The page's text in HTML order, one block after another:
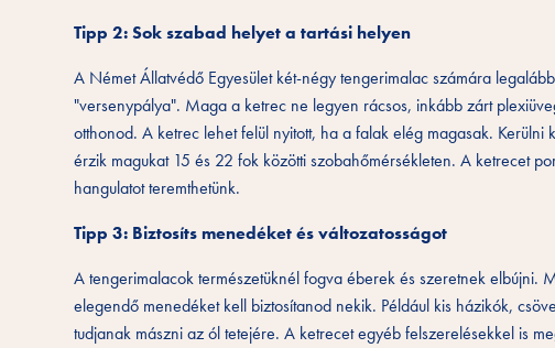
Tipp 2: Sok szabad helyet a tartási helyen
A Német Állatvédő Egyesület két-négy tengerimalac számára
"versenypálya". Maga a ketrec ne legyen rácsos, inkább zárt
otthonod. A ketrec lehet felül nyitott, ha a falak elég magasak.
érzik magukat 15 és 22 fok közötti szobahőmérsékleten. A ketrecet
hangulatot teremthetünk.
Tipp 3: Biztosíts menedéket és változatosságot
A tengerimalacok természetüknél fogva éberek és szeretnek elbújni.
elegendő menedéket kell biztosítanod nekik. Például kis házikók,
tudjanak mászni az ól tetejére. A ketrecet egyéb felszerelésekkel is